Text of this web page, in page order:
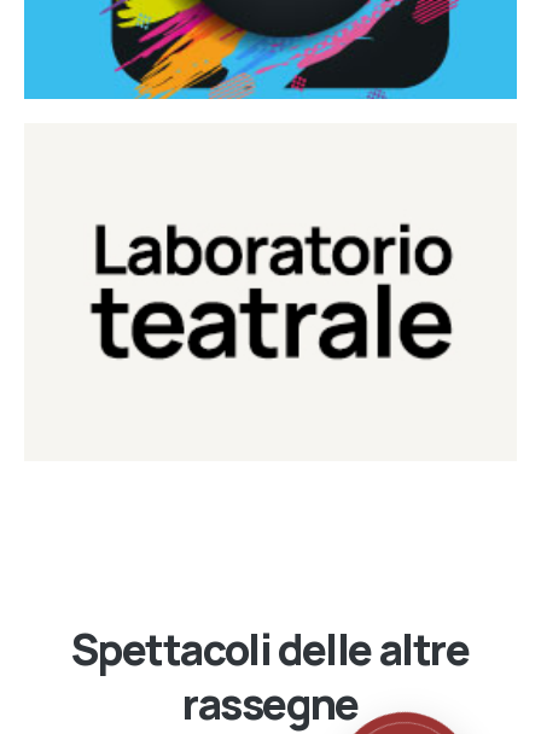
Laboratorio Teatrale
Laboratorio di teatro del Teatro Eduardo de Filippo
Continua
Spettacoli delle altre
rassegne